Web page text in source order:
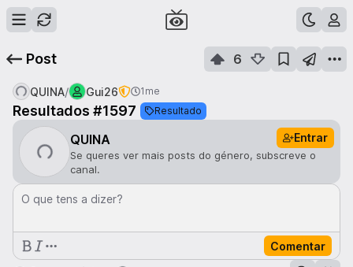
Post 6
QUINA/ Gui26 1me
Resultados #1597 Resultado
QUINA Entrar
Se queres ver mais posts do género, subscreve o
canal.
O que tens a dizer?
Comentar